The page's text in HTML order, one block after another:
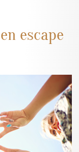
escape